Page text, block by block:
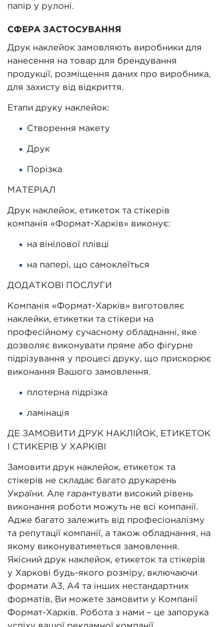
папір у рулоні.
СФЕРА ЗАСТОСУВАННЯ
Друк наклейок замовляють виробники для
нанесення на товар для брендування
продукції, розміщення даних про виробника,
для захисту від відкриття.
Етапи друку наклейок:
Створення макету
Друк
Порізка
МАТЕРІАЛ
Друк наклейок, етикеток та стікерів
компанія «Формат-Харків» виконує:
на вінілової плівці
на папері, що самоклеїться
ДОДАТКОВІ ПОСЛУГИ
Компанія «Формат-Харків» виготовляє
наклейки, етикетки та стікери на
професійному сучасному обладнанні, яке
дозволяє виконувати пряме або фігурне
підрізування у процесі друку, що прискорює
виконання Вашого замовлення.
плотерна підрізка
ламінація
ДЕ ЗАМОВИТИ ДРУК НАКЛІЙОК, ЕТИКЕТОК
І СТИКЕРІВ У ХАРКІВІ
Замовити друк наклейок, етикеток та
стікерів не складає багато друкарень
України. Але гарантувати високий рівень
виконання роботи можуть не всі компанії.
Адже багато залежить від професіоналізму
та репутації компанії, а також обладнання, на
якому виконуватиметься замовлення.
Якісний друк наклейок, етикеток та стікерів
у Харкові будь-якого розміру, включаючи
формати А3, А4 та інших нестандартних
форматів, Ви можете замовити у Компанії
Формат-Харків. Робота з нами – це запорука